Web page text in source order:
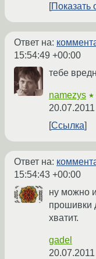
Показать
Ответ на:
15:54:49 +00:00
тебе
namezys
Ссылка
Ответ на:
15:54:43 +00:00
ну можно
прошивки
хватит.
gadel